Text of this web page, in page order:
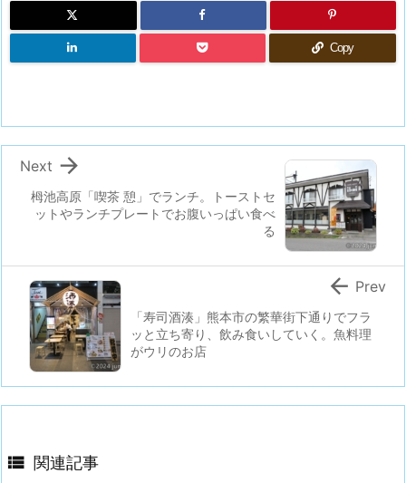
Copy
栂池高原「喫茶 憩」でランチ。トーストセ
ットやランチプレートでお腹いっぱい食べ
る

Next
「寿司酒湊」熊本市の繁華街下通りでフラ
ッと立ち寄り、飲み食いしていく。魚料理
がウリのお店
 Prev
 関連記事